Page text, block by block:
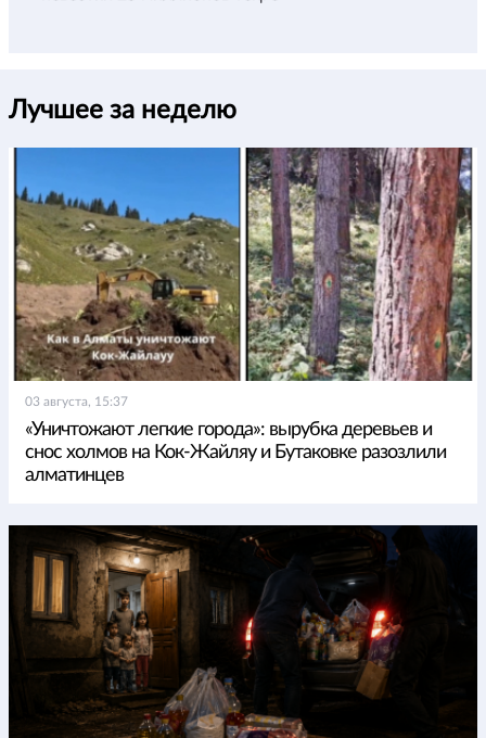
Лучшее за неделю
03 августа, 15:37
«Уничтожают легкие города»: вырубка деревьев и
снос холмов на Кок-Жайляу и Бутаковке разозлили
алматинцев